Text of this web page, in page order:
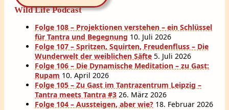
Wild Life Podcast
Folge 108 – Projektionen verstehen – ein Schlüssel
für Tantra und Begegnung 10. Juli 2026
Folge 107 – Spritzen, Squirten, Freudenfluss – Die
Wunderwelt der weiblichen Säfte 5. Juli 2026
Folge 106 – Die Dynamische Meditation – zu Gast:
Rupam 10. April 2026
Folge 105 – Zu Gast im Tantrazentrum Leipzig –
Tantra meets Tantra #3 26. März 2026
Folge 104 – Aussteigen, aber wie? 18. Februar 2026